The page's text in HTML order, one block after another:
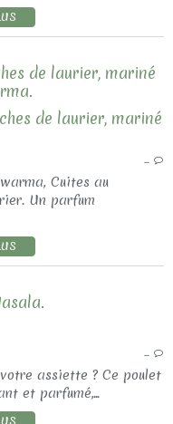
de laurier, mariné
…
Cuites au
Un parfum
…
assiette ? Ce poulet
et parfumé,...